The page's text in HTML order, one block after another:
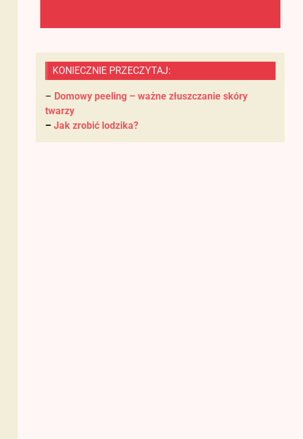
KONIECZNIE PRZECZYTAJ:
– Domowy peeling – ważne złuszczanie skóry
twarzy
– Jak zrobić lodzika?